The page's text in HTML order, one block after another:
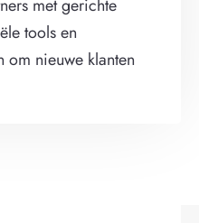
met gerichte
tools en
om nieuwe klanten